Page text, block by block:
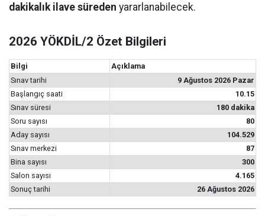
dakikalık ilave süreden yararlanabilecek.
2026 YÖKDİL/2 Özet Bilgileri
Bilgi
Açıklama
Sınav tarihi
9 Ağustos 2026 Pazar
Başlangıç saati
10.15
Sınav süresi
180 dakika
Soru sayısı
80
Aday sayısı
104.529
Sınav merkezi
87
Bina sayısı
300
Salon sayısı
4.165
Sonuç tarihi
26 Ağustos 2026